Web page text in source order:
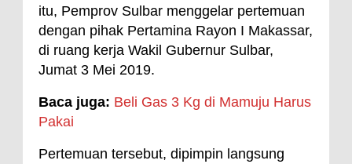
itu, Pemprov Sulbar menggelar pertemuan
dengan pihak Pertamina Rayon I Makassar,
di ruang kerja Wakil Gubernur Sulbar,
Jumat 3 Mei 2019.
Baca juga: Beli Gas 3 Kg di Mamuju Harus
Pakai
Pertemuan tersebut, dipimpin langsung